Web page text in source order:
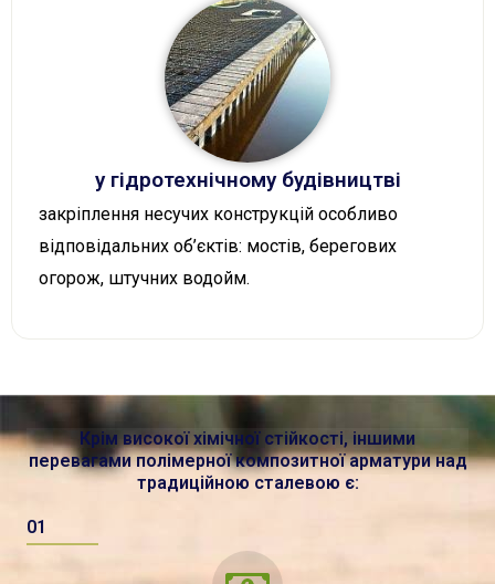
у гідротехнічному будівництві
закріплення несучих конструкцій особливо
відповідальних об’єктів: мостів, берегових
огорож, штучних водойм.
Крім високої хімічної стійкості, іншими
перевагами полімерної композитної арматури над
традиційною сталевою є:
01